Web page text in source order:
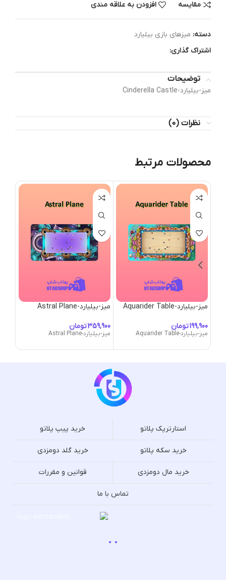
مقایسه افزودن به علاقه مندی
دسته: میزهای بازی بیلیارد
اشتراک گذاری:
توضیحات
میز-بیلیارد-Cinderella Castle
نظرات (0)
محصولات مرتبط
میز-بیلیارد-Aquarider Table
تومان
میز-بیلیارد-Aquarider Table
میز-بیلیارد-Astral Plane
تومان
میز-بیلیارد-Astral Plane
استارترپک پلاتو خرید پیپ پلاتو
خرید سکه پلاتو خرید گلد دومزدی
خرید مال دومزدی قوانین و مقررات
تماس با ما